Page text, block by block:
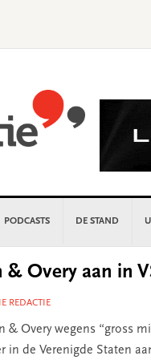
PODCASTS DE STAND
& Overy aan in
REDACTIE
& Overy wegens “gross
in de Verenigde Staten